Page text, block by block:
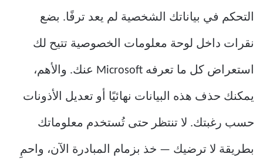
التحكم في بياناتك الشخصية لم يعد ترفًا. بضع
نقرات داخل لوحة معلومات الخصوصية تتيح لك
استعراض كل ما تعرفه Microsoft عنك. والأهم،
يمكنك حذف هذه البيانات نهائيًا أو تعديل الأذونات
حسب رغبتك. لا تنتظر حتى تُستخدم معلوماتك
بطريقة لا ترضيك — خذ بزمام المبادرة الآن، واحمِ